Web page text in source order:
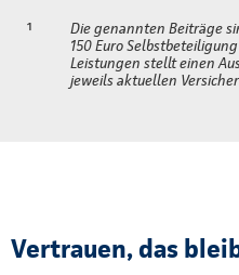
¹
Die genannten Beiträge
150 Euro
Leistungen stellt einen
jeweils aktuellen
Vertrauen, das